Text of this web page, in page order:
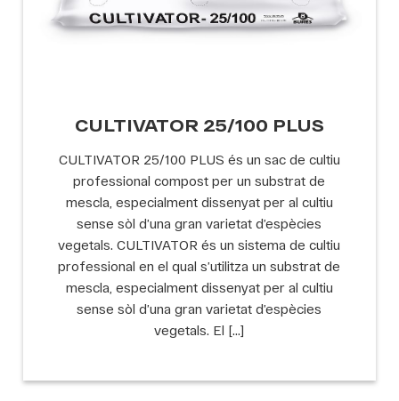
CULTIVATOR 25/100 PLUS
CULTIVATOR 25/100 PLUS és un sac de cultiu
professional compost per un substrat de
mescla, especialment dissenyat per al cultiu
sense sòl d’una gran varietat d’espècies
vegetals. CULTIVATOR és un sistema de cultiu
professional en el qual s’utilitza un substrat de
mescla, especialment dissenyat per al cultiu
sense sòl d’una gran varietat d’espècies
vegetals. El […]